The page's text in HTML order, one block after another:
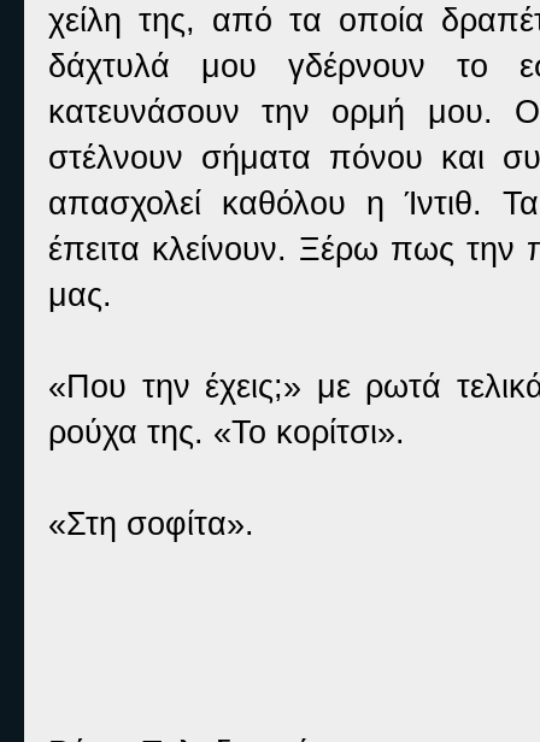
χείλη της, από τα οποία
δάχτυλά μου γδέρνουν το
κατευνάσουν την ορμή μου.
στέλνουν σήματα πόνου και
απασχολεί καθόλου η Ίντιθ.
έπειτα κλείνουν. Ξέρω πως την
μας.
«Που την έχεις;» με ρωτά
ρούχα της. «Το κορίτσι».
«Στη σοφίτα».